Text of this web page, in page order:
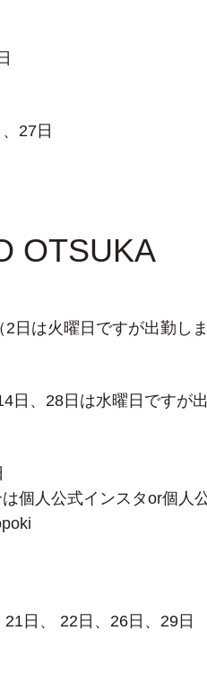
27日
OTSUKA
日は火曜日ですが出勤しま
日、28日は水曜日ですが出
個人公式インスタor個
日、 22日、26日、29日